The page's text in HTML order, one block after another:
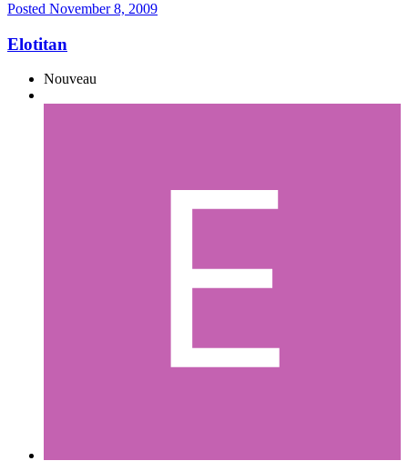
Posted November 8, 2009
Elotitan
Nouveau